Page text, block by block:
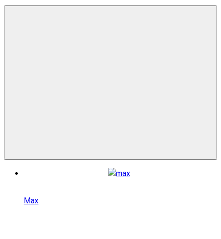
Max